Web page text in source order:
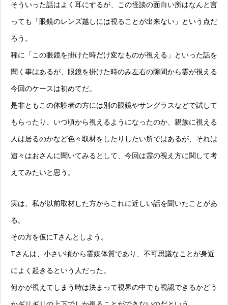
そういった話はよく耳にするが、この怪談の面白い所はなんと言
っても「眼鏡のレンズ越しには視ることが出来ない」という点だ
ろう。
稀に「この眼鏡を掛けた時だけ変なものが視える」といった話を
聞く事はあるが、眼鏡を掛けた時のみ左右の隙間から霊が視える
今回のケースは初めてだ。
是非ともこの体験者の方には別の眼鏡やサングラスなどで試して
もらったり、いつ頃から視えるようになったのか、親族に視える
人は居るのかなど色々取材をしたりしたい所ではあるが、それは
追々はおさんに聞いてみるとして、今回は霊の視え方に関して考
えてみたいと思う。
実は、私が以前取材した方からこれに近しい話を聞いたことがあ
る。
その方を仮にTさんとしよう。
Tさんは、小さい頃から霊媒体質であり、不可思議なことが身近
によく起きるという人だった。
何かが視えてしまう時は決まって視界の中でも視認できるかどう